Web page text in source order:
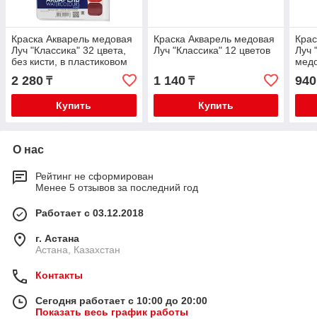
Краска Акварель медовая
Луч "Классика" 32 цвета,
без кисти, в пластиковом
пенале. 26с 1579-08
2 280 ₸
Купить
Краска Акварель медовая
Луч "Классика" 12 цветов
1 140₸
Купить
Луч
940
О нас
Рейтинг не сформирован
Менее 5 отзывов за последний год
Работает с 03.12.2018
г. Астана
Астана, Казахстан
Контакты
Сегодня работает с 10:00 до 20:00
Показать весь график работы